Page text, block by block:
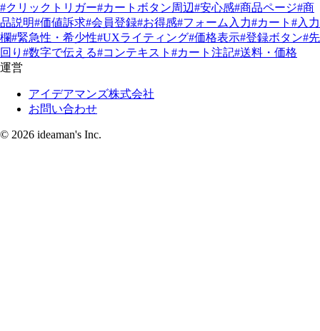
#クリックトリガー#カートボタン周辺#安心感#商品ページ#商
品説明#価値訴求#会員登録#お得感#フォーム入力#カート #入力
欄#緊急性・希少性#UXライティング#価格表示#登録ボタン#先
回り #数字で伝える#コンテキスト #カート注記#送料・価格
運営
アイデアマンズ株式会社
お問い合わせ
© 2026 ideaman's Inc.